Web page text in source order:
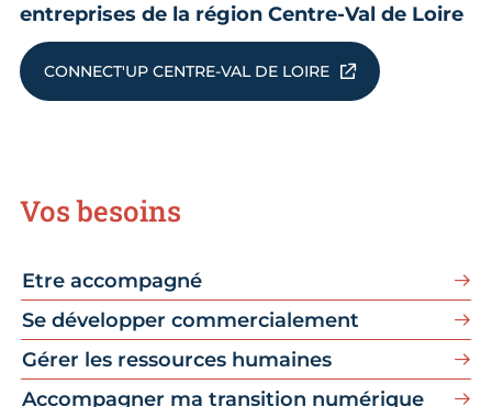
entreprises de la région Centre-Val de Loire
CONNECT'UP CENTRE-VAL DE LOIRE
Vos besoins
Etre accompagné
Se développer commercialement
Gérer les ressources humaines
Accompagner ma transition numérique